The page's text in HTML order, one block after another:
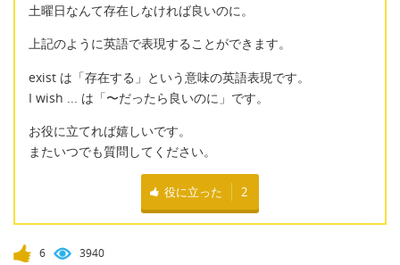
土曜日なんて存在しなければ良いのに。
上記のように英語で表現することができます。
exist は「存在する」という意味の英語表現です。
I wish ... は「〜だったら良いのに」です。
お役に立てれば嬉しいです。
またいつでも質問してください。
役に立った 2
6 3940